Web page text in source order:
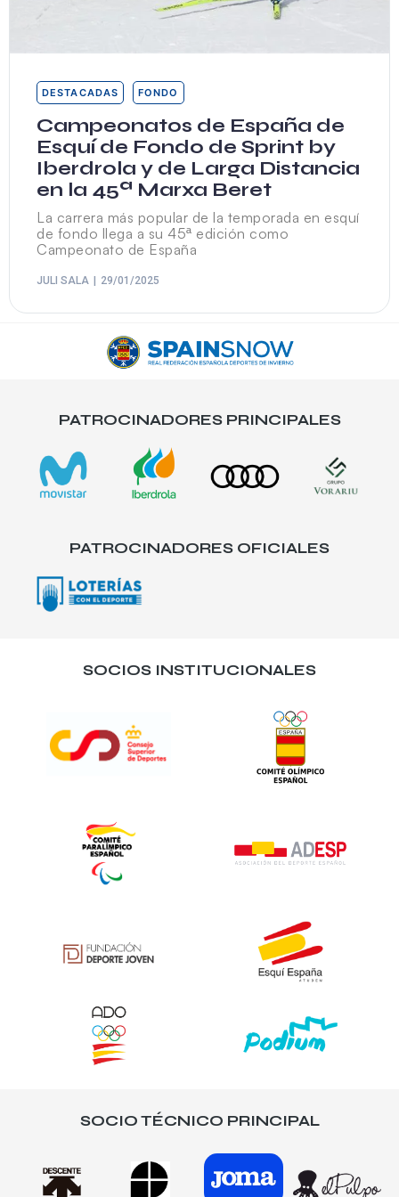
DESTACADAS FONDO
Campeonatos de España de
Esquí de Fondo de Sprint by
Iberdrola y de Larga Distancia
en la 45ª Marxa Beret
La carrera más popular de la temporada en esquí
de fondo llega a su 45ª edición como
Campeonato de España
JULI SALA 29/01/2025
PATROCINADORES PRINCIPALES
PATROCINADORES OFICIALES
SOCIOS INSTITUCIONALES
SOCIO TÉCNICO PRINCIPAL